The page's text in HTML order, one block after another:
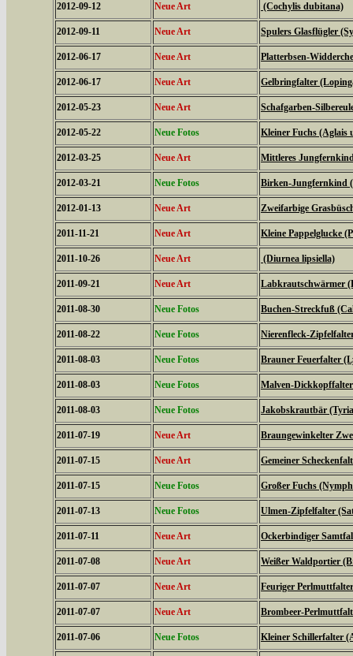
2012-09-12 Neue Art (Cochylis dubitana)
2012-09-11 Neue Art Spulers Glasflügler
2012-06-17 Neue Art Platterbsen-
2012-06-17 Neue Art Gelbringfalter
2012-05-23 Neue Art Schafgarben-
2012-05-22 Neue Fotos Kleiner Fuchs (Aglais
2012-03-25 Neue Art Mittleres
2012-03-21 Neue Fotos Birken-Jungfernkind
2012-01-13 Neue Art Zweifarbige
2011-11-21 Neue Art Kleine Pappelglucke
2011-10-26 Neue Art (Diurnea lipsiella)
2011-09-21 Neue Art Labkrautschwärmer
2011-08-30 Neue Fotos Buchen-Streckfuß
2011-08-22 Neue Fotos Nierenfleck-
2011-08-03 Neue Fotos Brauner Feuerfalter
2011-08-03 Neue Fotos Malven-
2011-08-03 Neue Fotos Jakobskrautbär (Tyria
2011-07-19 Neue Art Braungewinkelter
2011-07-15 Neue Art Gemeiner
2011-07-15 Neue Fotos Großer Fuchs
2011-07-13 Neue Fotos Ulmen-Zipfelfalter
2011-07-11 Neue Art Ockerbindiger
2011-07-08 Neue Art Weißer Waldportier
2011-07-07 Neue Art Feuriger
2011-07-07 Neue Art Brombeer-
2011-07-06 Neue Fotos Kleiner Schillerfalter